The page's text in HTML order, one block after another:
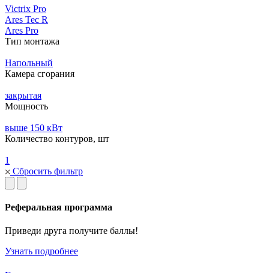
Victrix Pro
Ares Tec R
Ares Pro
Тип монтажа
Напольный
Камера сгорания
закрытая
Мощность
выше 150 кВт
Количество контуров, шт
1
Сбросить фильтр
Реферальная программа
Приведи друга получите баллы!
Узнать подробнее